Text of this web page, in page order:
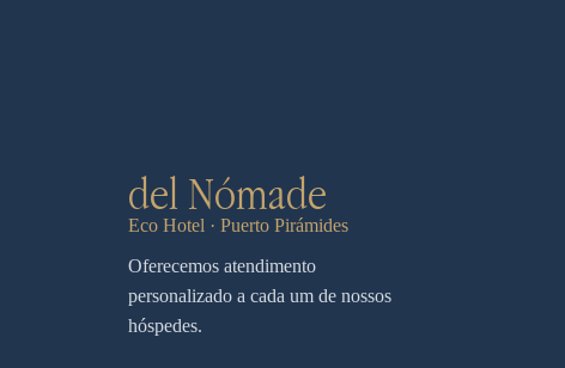
del Nómade
Eco Hotel · Puerto Pirámides
Oferecemos atendimento
personalizado a cada um de nossos
hóspedes.